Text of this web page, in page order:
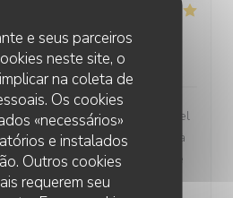
e seus parceiros
neste site, o
na coleta de
Os cookies
«necessários»
e instalados
Outros cookies
requerem seu
2
/5 menu: 5/5 quality_price
délicieuse et personnel
permettant de se garer à
un vrai plus! Je recommande